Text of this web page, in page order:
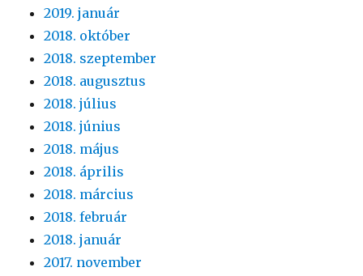
2019. január
2018. október
2018. szeptember
2018. augusztus
2018. július
2018. június
2018. május
2018. április
2018. március
2018. február
2018. január
2017. november